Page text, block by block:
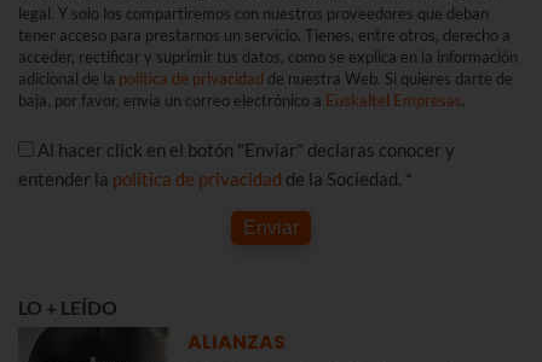
legal. Y solo los compartiremos con nuestros proveedores que deban
tener acceso para prestarnos un servicio. Tienes, entre otros, derecho a
acceder, rectificar y suprimir tus datos, como se explica en la información
adicional de la política de privacidad de nuestra Web. Si quieres darte de
baja, por favor, envía un correo electrónico a Euskaltel Empresas.
Al hacer click en el botón "Enviar" declaras conocer y
entender la política de privacidad de la Sociedad. *
Enviar
LO + LEÍDO
ALIANZAS